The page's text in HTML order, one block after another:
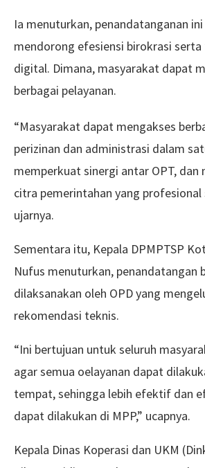
Ia menuturkan, penandatanganan
mendorong efesiensi birokrasi
digital. Dimana, masyarakat dapat
berbagai pelayanan.
“Masyarakat dapat mengakses
perizinan dan administrasi dalam
memperkuat sinergi antar OPT, dan
citra pemerintahan yang profesional
ujarnya.
Sementara itu, Kepala DPMPTSP
Nufus menuturkan, penandatangan
dilaksanakan oleh OPD yang
rekomendasi teknis.
“Ini bertujuan untuk seluruh
agar semua oelayanan dapat
tempat, sehingga lebih efektif dan
dapat dilakukan di MPP,” ucapnya.
Kepala Dinas Koperasi dan UKM